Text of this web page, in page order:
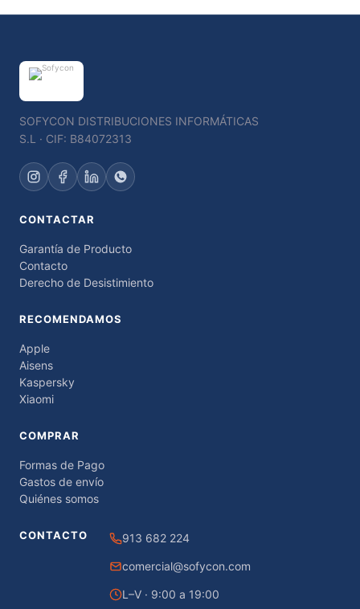
SOFYCON DISTRIBUCIONES INFORMÁTICAS
S.L · CIF: B84072313
CONTACTAR
Garantía de Producto
Contacto
Derecho de Desistimiento
RECOMENDAMOS
Apple
Aisens
Kaspersky
Xiaomi
COMPRAR
Formas de Pago
Gastos de envío
Quiénes somos
CONTACTO 913 682 224
comercial@sofycon.com
L–V · 9:00 a 19:00